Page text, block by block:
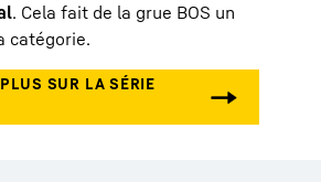
. Cela fait de la grue BOS un
catégorie.